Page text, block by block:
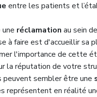
entre les patients et
réclamation au sein
à faire est d'accueillir sa
l'importance de cette
la réputation de votre
sembler être une
représentent en réalité